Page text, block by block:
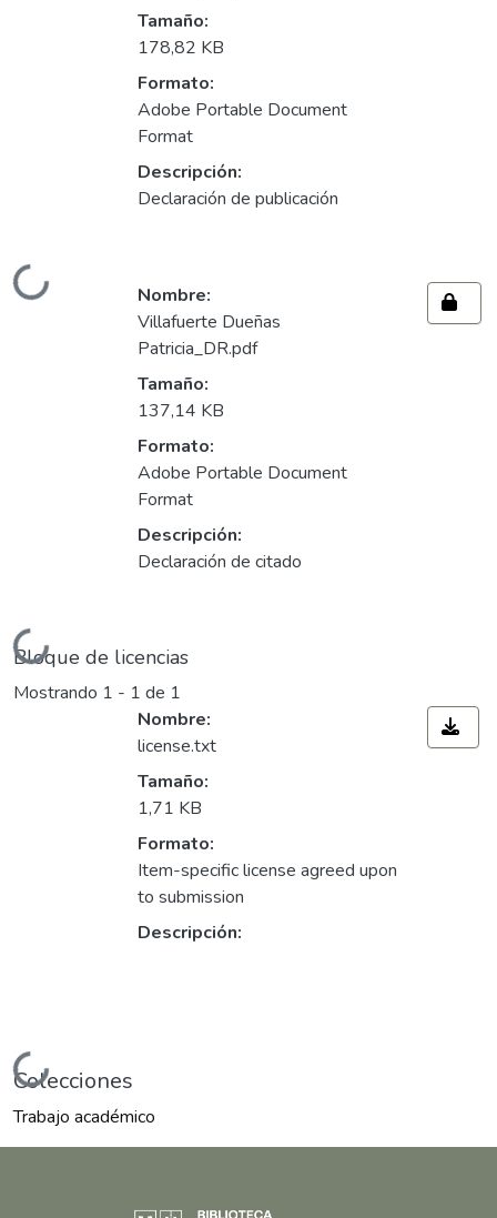
Cargando...
Tamaño:
178,82 KB
Formato:
Adobe Portable Document
Format
Descripción:
Declaración de publicación
Cargando...
Nombre:
Villafuerte Dueñas
Patricia_DR.pdf
Tamaño:
137,14 KB
Formato:
Adobe Portable Document
Format
Descripción:
Declaración de citado
Bloque de licencias
Mostrando 1 - 1 de 1
Cargando...
Nombre:
license.txt
Tamaño:
1,71 KB
Formato:
Item-specific license agreed upon
to submission
Descripción:
Colecciones
Trabajo académico